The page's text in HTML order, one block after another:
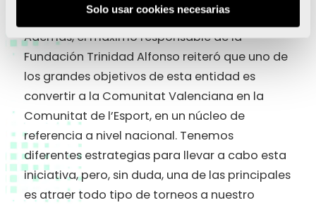
Solo usar cookies necesarias
llegada de más récords” comentó Gómez.
Además, el máximo responsable de la
Fundación Trinidad Alfonso reiteró que uno de
los grandes objetivos de esta entidad es
convertir a la Comunitat Valenciana en la
Comunitat de l’Esport, en un núcleo de
referencia a nivel nacional. Tenemos
diferentes estrategias para llevar a cabo esta
iniciativa, pero, sin duda, una de las principales
es atraer todo tipo de torneos a nuestro